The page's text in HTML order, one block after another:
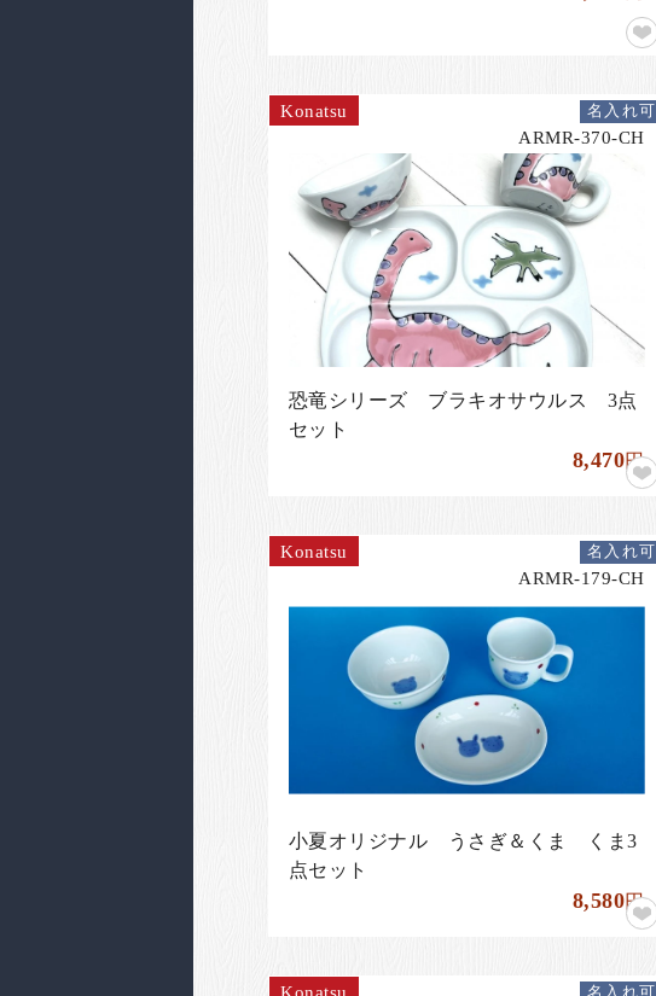
Konatsu
ARMR-370-CH
名入れ可
恐竜シリーズ ブラキオサウルス 3点
セット
8,470円
Konatsu
ARMR-179-CH
名入れ可
小夏オリジナル うさぎ＆くま くま3
点セット
8,580円
Konatsu 名入れ可